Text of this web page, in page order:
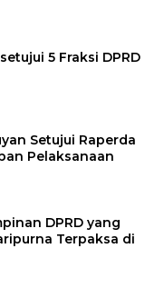
5 Fraksi DPRD
Setujui Raperda
Pelaksanaan
DPRD yang
Terpaksa di